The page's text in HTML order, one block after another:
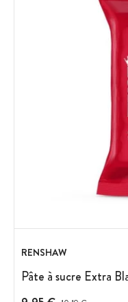
RENSHAW
Pâte à sucre Extra
Prix avant réduction :